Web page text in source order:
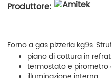
Produttore:
Forno a gas pizzeria kg9s.
piano di cottura in
termostato e pirometro